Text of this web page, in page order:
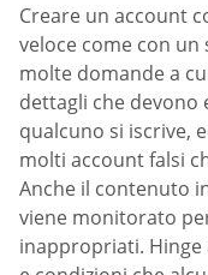
Creare un account
veloce come con
molte domande a
dettagli che devono
qualcuno si iscrive,
molti account falsi
Anche il contenuto
viene monitorato
inappropriati.